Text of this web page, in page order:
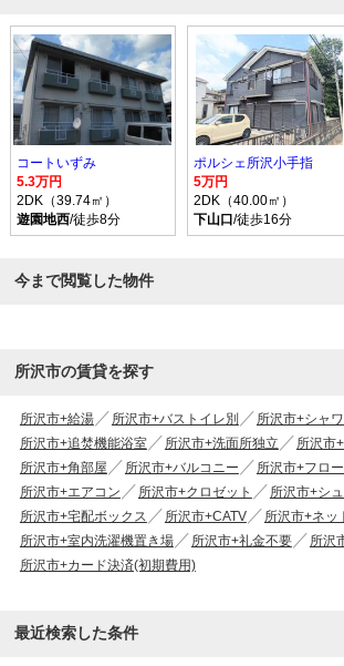
コートいずみ
5.3万円
2DK（39.74㎡）
遊園地西/徒歩8分
ポルシェ所沢小手指
5万円
2DK（40.00㎡）
下山口 /徒歩16分
今まで閲覧した物件
所沢市の賃貸を探す
所沢市+給湯 所沢市+バストイレ別
所沢市+シャ
所沢市+追焚機能浴室
所沢市+洗面所独立
所沢市
所沢市+角部屋
所沢市+バルコニー
所沢市+フロ
所沢市+エアコン
所沢市+クロゼット
所沢市+シ
所沢市+宅配ボックス
所沢市+CATV
所沢市+ネッ
所沢市+室内洗濯機置き場
所沢市+礼金不要
所沢
所沢市+カード決済(初期費用)
最近検索した条件